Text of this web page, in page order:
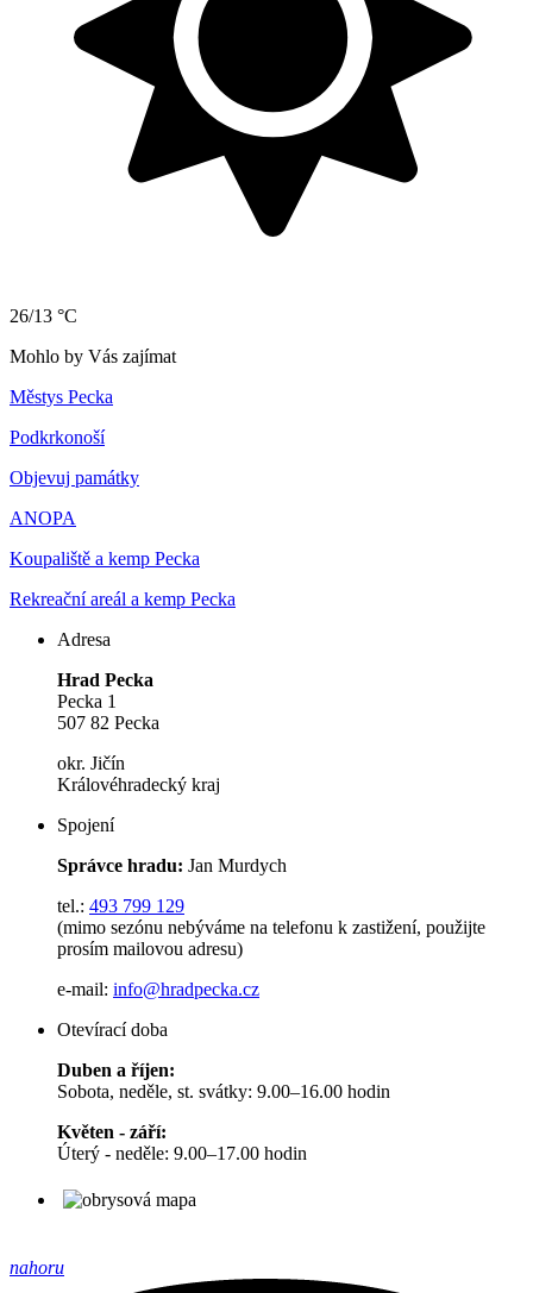
26/13 °C
Mohlo by Vás zajímat
Městys Pecka
Podkrkonoší
Objevuj památky
ANOPA
Koupaliště a kemp Pecka
Rekreační areál a kemp Pecka
Adresa
Hrad Pecka
Pecka 1
507 82 Pecka
okr. Jičín
Královéhradecký kraj
Spojení
Správce hradu: Jan Murdych
tel.: 493 799 129
(mimo sezónu nebýváme na telefonu k zastižení, použijte
prosím mailovou adresu)
e-mail: info@hradpecka.cz
Otevírací doba
Duben a říjen:
Sobota, neděle, st. svátky: 9.00–16.00 hodin
Květen - září:
Úterý - neděle: 9.00–17.00 hodin
nahoru